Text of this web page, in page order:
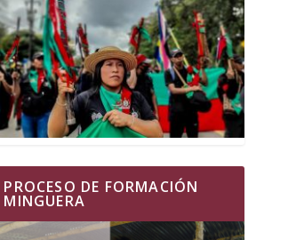
PROCESO DE FORMACIÓN
MINGUERA